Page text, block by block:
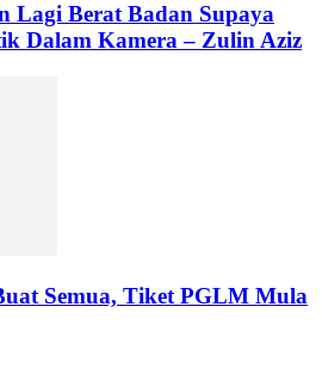
Lagi Berat Badan Supaya
Dalam Kamera – Zulin Aziz
Semua, Tiket PGLM Mula